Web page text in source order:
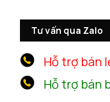
Tư vấn qua Zalo
Hỗ trợ bán
Hỗ trợ bán